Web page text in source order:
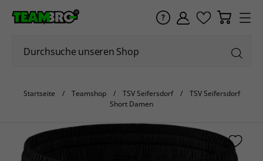
Startseite Teamshop TSV Seifersdorf
TSV Seifersdorf
Short Damen